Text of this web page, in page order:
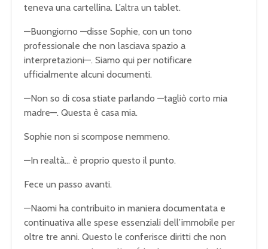
teneva una cartellina. L’altra un tablet.
—Buongiorno —disse Sophie, con un tono
professionale che non lasciava spazio a
interpretazioni—. Siamo qui per notificare
ufficialmente alcuni documenti.
—Non so di cosa stiate parlando —tagliò corto mia
madre—. Questa è casa mia.
Sophie non si scompose nemmeno.
—In realtà… è proprio questo il punto.
Fece un passo avanti.
—Naomi ha contribuito in maniera documentata e
continuativa alle spese essenziali dell’immobile per
oltre tre anni. Questo le conferisce diritti che non